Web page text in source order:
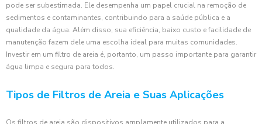
pode ser subestimada. Ele desempenha um papel crucial na remoção de
sedimentos e contaminantes, contribuindo para a saúde pública e a
qualidade da água. Além disso, sua eficiência, baixo custo e facilidade de
manutenção fazem dele uma escolha ideal para muitas comunidades.
Investir em um filtro de areia é, portanto, um passo importante para garantir
água limpa e segura para todos.
Tipos de Filtros de Areia e Suas Aplicações